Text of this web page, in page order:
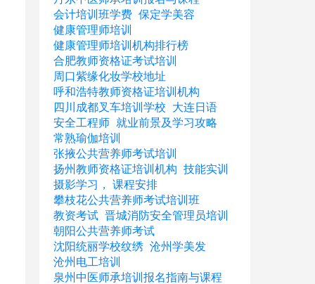
会计培训班学费 保定学美容
健康管理师培训
健康管理师培训机构排行榜
合肥教师资格证考试培训
周口紫缘化妆学校地址
呼和浩特教师资格证培训机构
四川成都叉车培训学校
大连日语
安全工程师 就业前景及学习攻略
常熟瑜伽培训
张掖公共营养师考试培训
扬州教师资格证培训机构 技能实训
摄影学习， 课程安排
攀枝花公共营养师考试培训班
教资考试 晋城消防安全管理员培训
朝阳公共营养师考试
沈阳统丽学校纹绣 沧州学美发
沧州电工培训
泉州中医师承培训报名指南与课程